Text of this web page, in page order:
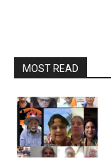
MOST READ